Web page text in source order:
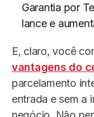
Garantia por
lance e
E, claro, você
vantagens do
parcelamento
entrada e sem a